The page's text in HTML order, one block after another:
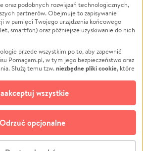
Powódź
Wichura
NGO
Edukacja
Podróż
Impreza
Ochrona środowiska
Biznes
SP. Z O.O.
oraz podobnych rozwiązań technologicznych,
partnerów. Obejmuje to zapisywanie i
w pamięci Twojego urządzenia końcowego
smartfon) oraz późniejsze uzyskiwanie do nich
przede wszystkim po to, aby zapewnić
Pomagam.pl, w tym jego bezpieczeństwo oraz
Służą temu tzw.niezbędne pliki cookie, które
plików cookie
i retargetingowych. Możesz wyrazić
jej odmówić. W dowolnym momencie masz
na stronie „Zarządzaj zgodami cookie”,
serwisu Pomagam.pl. Opcjonalne pliki
następujących celach:
Odrzuć opcjonalne
wszystkie